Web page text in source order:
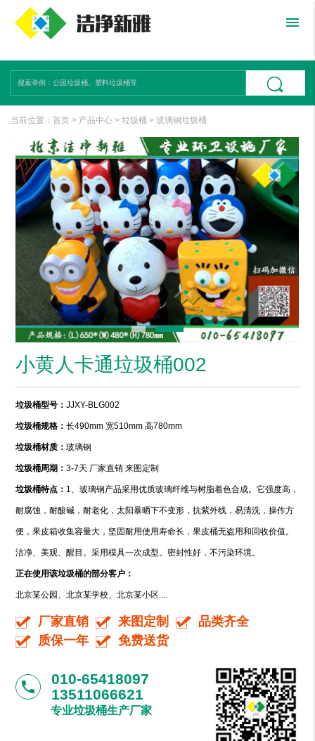
menu
当前位置： 首页> 产品中心> 垃圾桶 > 玻璃钢垃圾桶
小黄人卡通垃圾桶002
垃圾桶型号：JJXY-BLG002
垃圾桶规格：长490mm 宽510mm 高780mm
垃圾桶材质：玻璃钢
垃圾桶周期：3-7天 厂家直销 来图定制
垃圾桶特点： 1、玻璃钢产品采用优质玻璃纤维与树脂着色合成。它强度高，
耐腐蚀，耐酸碱，耐老化，太阳暴晒下不变形，抗紫外线，易清洗，操作方
便，果皮箱收集容量大，坚固耐用使用寿命长，果皮桶无盗用和回收价值。
洁净、美观、醒目。采用模具一次成型。密封性好，不污染环境。
正在使用该垃圾桶的部分客户：
北京某公园、北京某学校、北京某小区....
厂家直销 来图定制
品类齐全
质保一年
免费送货
phone
010-65418097
13511066621
专业垃圾桶生产厂家